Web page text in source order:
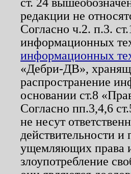
редакции не
Согласно ч.2. п.3.
информационных
информационных
«Дебри-ДВ»,
распространение
основании ст.8
Согласно пп.3,4,6
не несут
действительности
ущемляющих права
злоупотребление